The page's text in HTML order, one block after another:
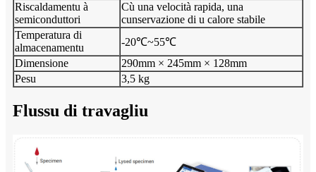
Riscaldamentu à
semiconduttori
Cù una velocità rapida, una
cunservazione di u calore stabile
Temperatura di
almacenamentu
-20℃~55℃
Dimensione
290mm × 245mm × 128mm
Pesu
3,5 kg
Flussu di travagliu